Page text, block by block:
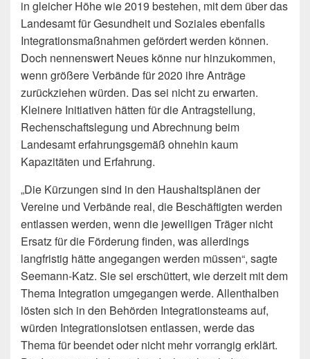
in gleicher Höhe wie 2019 bestehen, mit dem über das
Landesamt für Gesundheit und Soziales ebenfalls
Integrationsmaßnahmen gefördert werden können.
Doch nennenswert Neues könne nur hinzukommen,
wenn größere Verbände für 2020 ihre Anträge
zurückziehen würden. Das sei nicht zu erwarten.
Kleinere Initiativen hätten für die Antragstellung,
Rechenschaftslegung und Abrechnung beim
Landesamt erfahrungsgemäß ohnehin kaum
Kapazitäten und Erfahrung.
„Die Kürzungen sind in den Haushaltsplänen der
Vereine und Verbände real, die Beschäftigten werden
entlassen werden, wenn die jeweiligen Träger nicht
Ersatz für die Förderung finden, was allerdings
langfristig hätte angegangen werden müssen“, sagte
Seemann-Katz. Sie sei erschüttert, wie derzeit mit dem
Thema Integration umgegangen werde. Allenthalben
lösten sich in den Behörden Integrationsteams auf,
würden Integrationslotsen entlassen, werde das
Thema für beendet oder nicht mehr vorrangig erklärt.